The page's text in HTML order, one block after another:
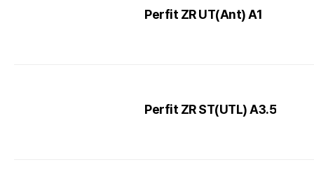
Perfit ZR UT(Ant) A1
Perfit ZR ST(UTL) A3.5